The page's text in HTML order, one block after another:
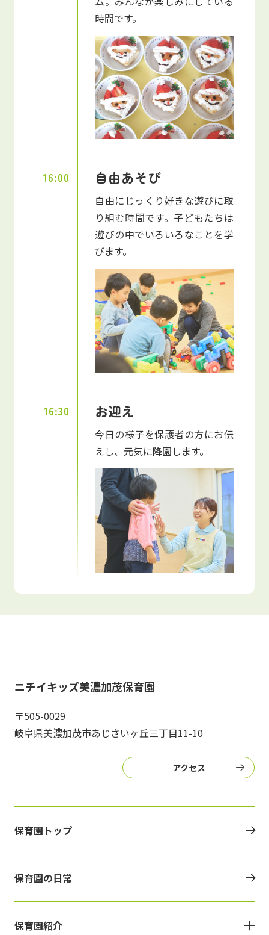
時間です。
16:00 自由あそび
自由にじっくり好きな遊びに取
り組む時間です。子どもたちは
遊びの中でいろいろなことを学
びます。
16:30 お迎え
今日の様子を保護者の方にお伝
えし、元気に降園します。
ニチイキッズ美濃加茂保育園
〒505-0029
岐阜県美濃加茂市あじさいヶ丘三丁目11-10
アクセス
保育園トップ
保育園の日常
保育園紹介